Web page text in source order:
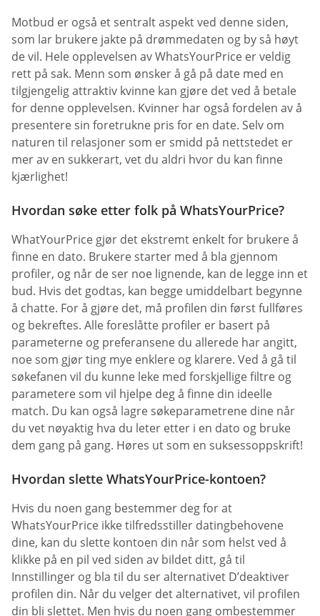
Motbud er også et sentralt aspekt ved denne siden,
som lar brukere jakte på drømmedaten og by så høyt
de vil. Hele opplevelsen av WhatsYourPrice er veldig
rett på sak. Menn som ønsker å gå på date med en
tilgjengelig attraktiv kvinne kan gjøre det ved å betale
for denne opplevelsen. Kvinner har også fordelen av å
presentere sin foretrukne pris for en date. Selv om
naturen til relasjoner som er smidd på nettstedet er
mer av en sukkerart, vet du aldri hvor du kan finne
kjærlighet!
Hvordan søke etter folk på WhatsYourPrice?
WhatYourPrice gjør det ekstremt enkelt for brukere å
finne en dato. Brukere starter med å bla gjennom
profiler, og når de ser noe lignende, kan de legge inn et
bud. Hvis det godtas, kan begge umiddelbart begynne
å chatte. For å gjøre det, må profilen din først fullføres
og bekreftes. Alle foreslåtte profiler er basert på
parameterne og preferansene du allerede har angitt,
noe som gjør ting mye enklere og klarere. Ved å gå til
søkefanen vil du kunne leke med forskjellige filtre og
parametere som vil hjelpe deg å finne din ideelle
match. Du kan også lagre søkeparametrene dine når
du vet nøyaktig hva du leter etter i en dato og bruke
dem gang på gang. Høres ut som en suksessoppskrift!
Hvordan slette WhatsYourPrice-kontoen?
Hvis du noen gang bestemmer deg for at
WhatsYourPrice ikke tilfredsstiller datingbehovene
dine, kan du slette kontoen din når som helst ved å
klikke på en pil ved siden av bildet ditt, gå til
Innstillinger og bla til du ser alternativet D’deaktiver
profilen din. Når du velger det alternativet, vil profilen
din bli slettet. Men hvis du noen gang ombestemmer